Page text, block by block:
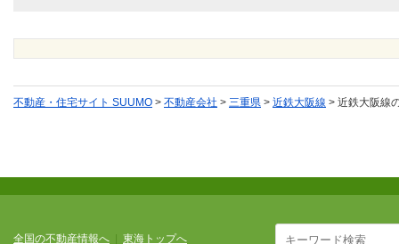
不動産・住宅サイト SUUMO > 不動産会社 > 三重県 > 近鉄大阪線 > 近鉄大阪線
全国の不動産情報へ 東海トップへ